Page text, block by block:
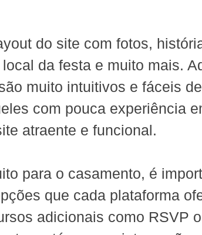
do site com fotos,
da festa e muito mais.
muito intuitivos e fáceis
com pouca experiência
atraente e funcional.
para o casamento, é
que cada plataforma
adicionais como RSVP